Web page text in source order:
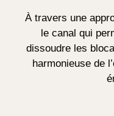
À travers une
le canal qui
dissoudre les
harmonieuse de